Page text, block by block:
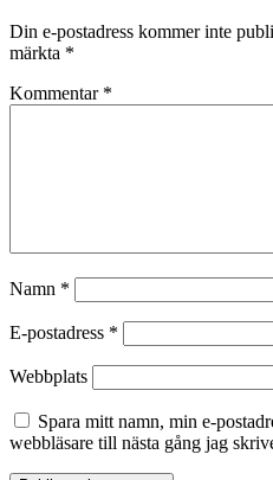
Din e-postadress kommer inte
märkta *
Kommentar *
Namn *
E-postadress *
Webbplats
Spara mitt namn, min e-
webbläsare till nästa gång jag